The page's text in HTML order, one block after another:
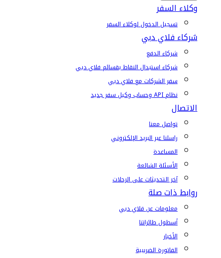
وكلاء السفر
تسجيل الدخول لوكلاء السفر
شركاء فلاي دبي
شركاء الدفع
شركاء استبدال النقاط بقسائم فلاي دبي
سفر الشركات مع فلاي دبي
نظام API وحساب وكيل سفر جديد
الاتصال
تواصل معنا
راسلنا عبر البريد الإلكتروني
المساعدة
الأسئلة الشائعة
آخر التحديثات على الرحلات
روابط ذات صلة
معلومات عن فلاي دبي
أسطول طائراتنا
الأخبار
الفاتورة الضريبية